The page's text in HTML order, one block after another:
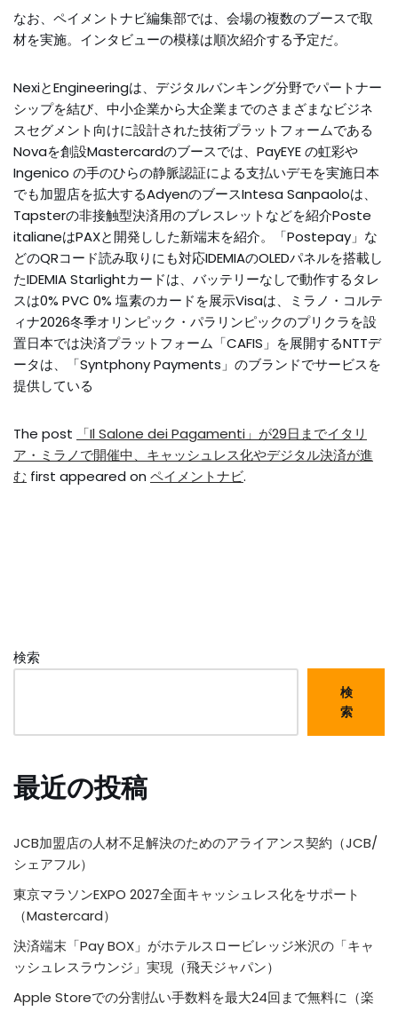
なお、ペイメントナビ編集部では、会場の複数のブースで取
材を実施。インタビューの模様は順次紹介する予定だ。
NexiとEngineeringは、デジタルバンキング分野でパートナー
シップを結び、中小企業から大企業までのさまざまなビジネ
スセグメント向けに設計された技術プラットフォームである
Novaを創設Mastercardのブースでは、PayEYE の虹彩や
Ingenico の手のひらの静脈認証による支払いデモを実施日本
でも加盟店を拡大するAdyenのブースIntesa Sanpaoloは、
Tapsterの非接触型決済用のブレスレットなどを紹介Poste
italianeはPAXと開発しした新端末を紹介。「Postepay」な
どのQRコード読み取りにも対応IDEMIAのOLEDパネルを搭載し
たIDEMIA Starlightカードは、バッテリーなしで動作するタレ
スは0% PVC 0% 塩素のカードを展示Visaは、ミラノ・コルテ
ィナ2026冬季オリンピック・パラリンピックのプリクラを設
置日本では決済プラットフォーム「CAFIS」を展開するNTTデ
ータは、「Syntphony Payments」のブランドでサービスを
提供している
The post
「Il Salone dei Pagamenti」が29日までイタリ
ア・ミラノで開催中、キャッシュレス化やデジタル決済が進
む first appeared on ペイメントナビ.
検索
検
索
最近の投稿
JCB加盟店の人材不足解決のためのアライアンス契約（JCB/
シェアフル）
東京マラソンEXPO 2027全面キャッシュレス化をサポート
（Mastercard）
決済端末「Pay BOX」がホテルスロービレッジ米沢の「キャ
ッシュレスラウンジ」実現（飛天ジャパン）
Apple Storeでの分割払い手数料を最大24回まで無料に（楽